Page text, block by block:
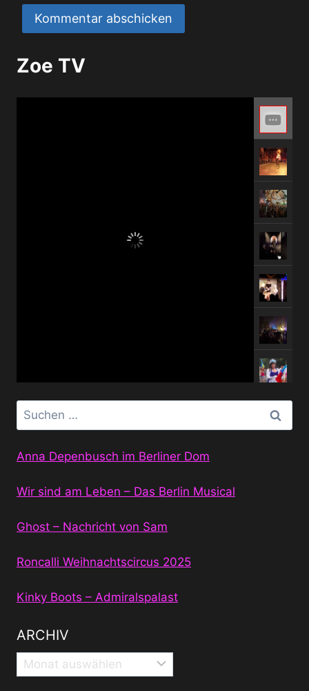
Zoe TV
Suchen
nach:
Anna Depenbusch im Berliner Dom
Wir sind am Leben – Das Berlin Musical
Ghost – Nachricht von Sam
Roncalli Weihnachtscircus 2025
Kinky Boots – Admiralspalast
ARCHIV
Archiv